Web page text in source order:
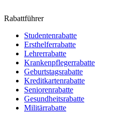
Rabattführer
Studentenrabatte
Ersthelferrabatte
Lehrerrabatte
Krankenpflegerrabatte
Geburtstagsrabatte
Kreditkartenrabatte
Seniorenrabatte
Gesundheitsrabatte
Militärrabatte